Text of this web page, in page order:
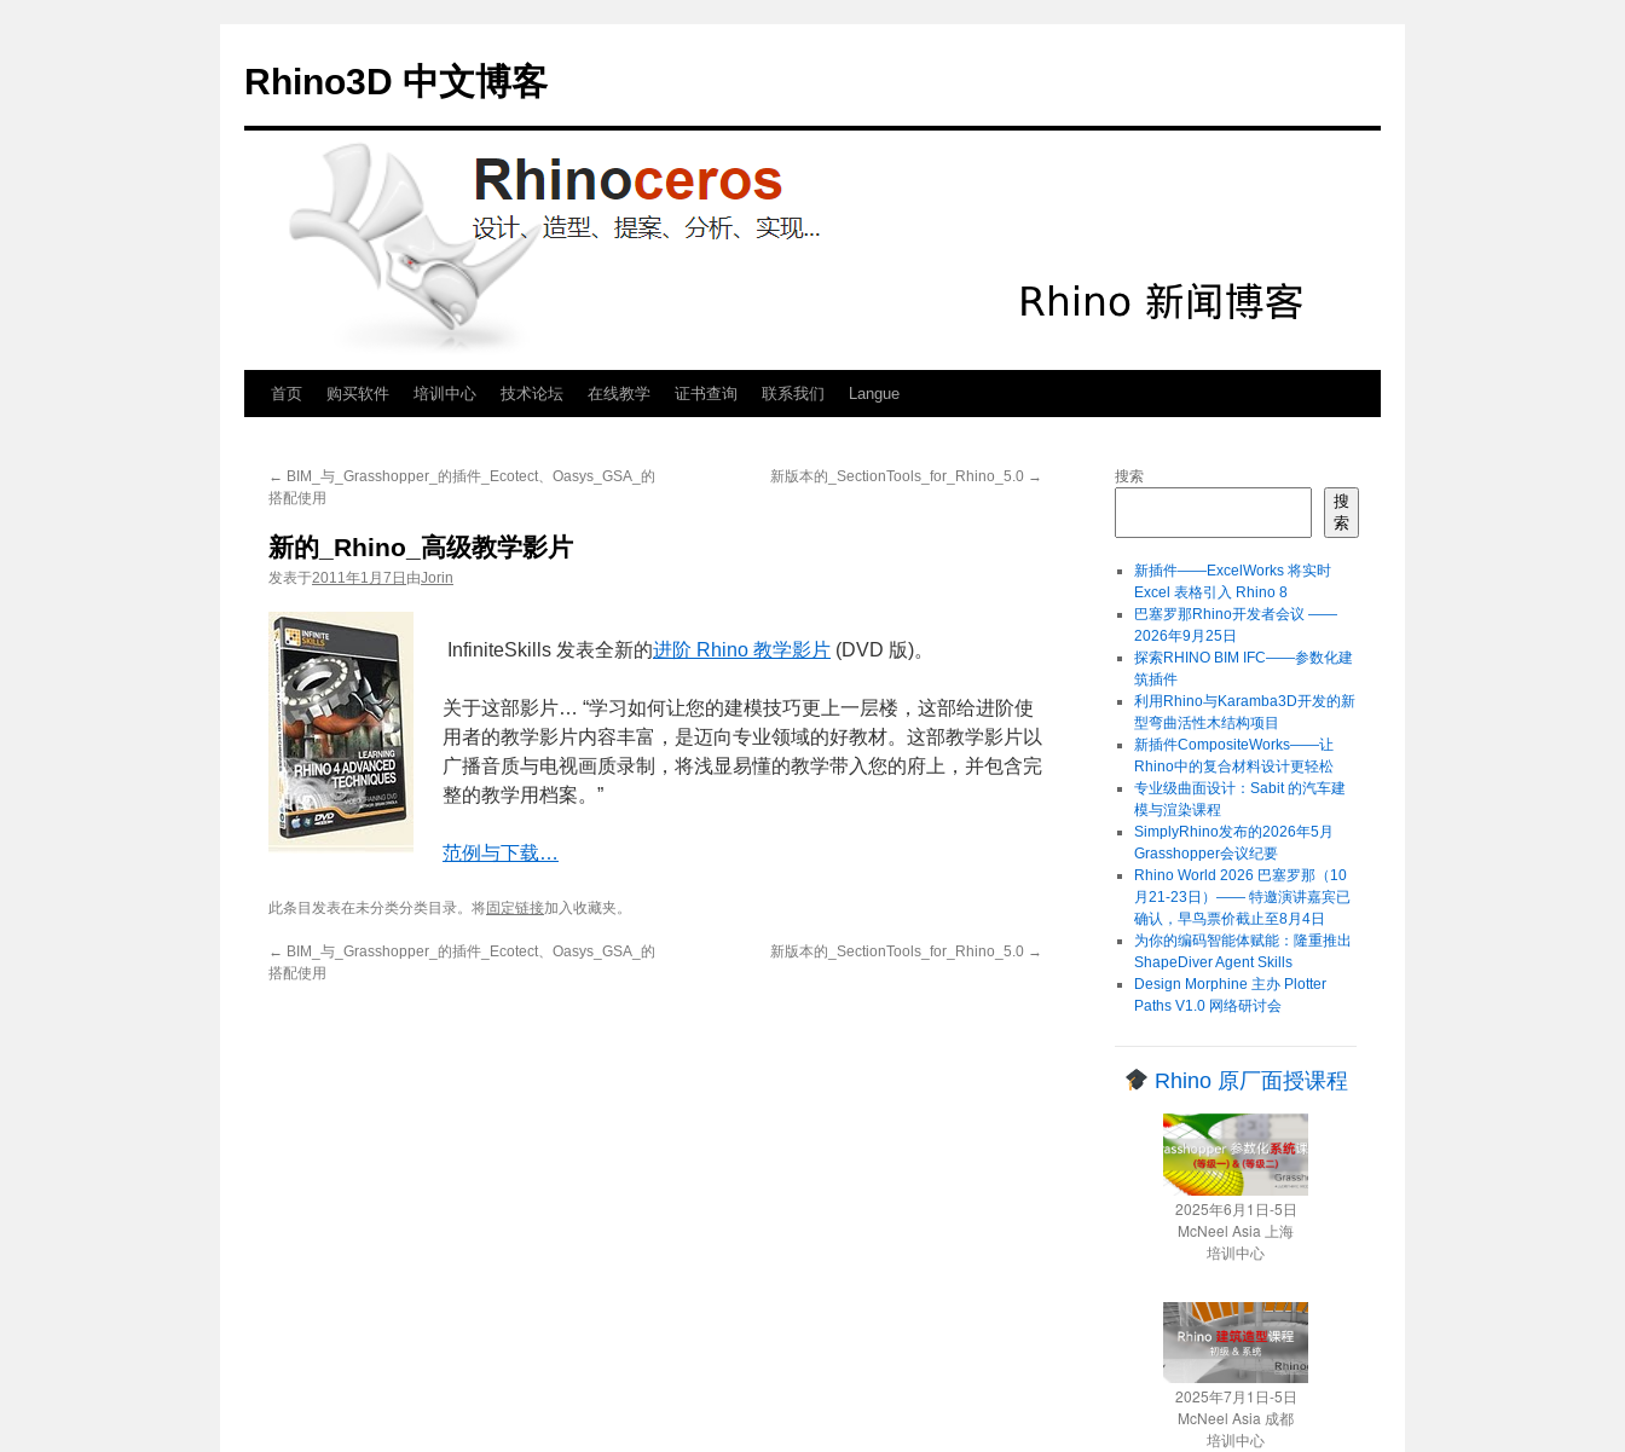
Rhino3D 中文博客
首页 购买软件 培训中心 技术论坛 在线教学 证书查询 联系我们 Langue
← BIM_与_Grasshopper_的插件_Ecotect、Oasys_GSA_的
搭配使用
新版本的_SectionTools_for_Rhino_5.0 →
新的_Rhino_高级教学影片
发表于2011年1月7日 由Jorin
InfiniteSkills 发表全新的进阶 Rhino 教学影片 (DVD 版)。
关于这部影片… “学习如何让您的建模技巧更上一层楼，这部给进阶使
用者的教学影片内容丰富，是迈向专业领域的好教材。这部教学影片以
广播音质与电视画质录制，将浅显易懂的教学带入您的府上，并包含完
整的教学用档案。”
范例与下载…
此条目发表在未分类分类目录。将固定链接加入收藏夹。
← BIM_与_Grasshopper_的插件_Ecotect、Oasys_GSA_的
搭配使用
新版本的_SectionTools_for_Rhino_5.0 →
搜索
搜
索
新插件——ExcelWorks 将实时
Excel 表格引入 Rhino 8
巴塞罗那Rhino开发者会议 ——
2026年9月25日
探索RHINO BIM IFC——参数化建
筑插件
利用Rhino与Karamba3D开发的新
型弯曲活性木结构项目
新插件CompositeWorks——让
Rhino中的复合材料设计更轻松
专业级曲面设计：Sabit 的汽车建
模与渲染课程
SimplyRhino发布的2026年5月
Grasshopper会议纪要
Rhino World 2026 巴塞罗那（10
月21-23日）—— 特邀演讲嘉宾已
确认，早鸟票价截止至8月4日
为你的编码智能体赋能：隆重推出
ShapeDiver Agent Skills
Design Morphine 主办 Plotter
Paths V1.0 网络研讨会
Rhino 原厂面授课程
2025年6月1日-5日
McNeel Asia 上海
培训中心
2025年7月1日-5日
McNeel Asia 成都
培训中心